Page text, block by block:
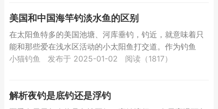
美国和中国海竿钓淡水鱼的区别
在太阳鱼特多的美国池塘、河库垂钓，钓近，就意味着只
能和那些爱在浅水区活动的小太阳鱼打交道。作为钓鱼
人，谁不希望钓大鱼寻刺激找开心呢？所以大部分美国人
小猫钓鱼 发布于 2025-01-02 阅读（1817）
解析夜钓是底钓还是浮钓